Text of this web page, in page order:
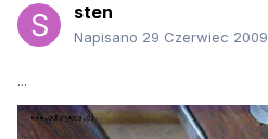
sten
Napisano 29 Czerwiec 2009
...